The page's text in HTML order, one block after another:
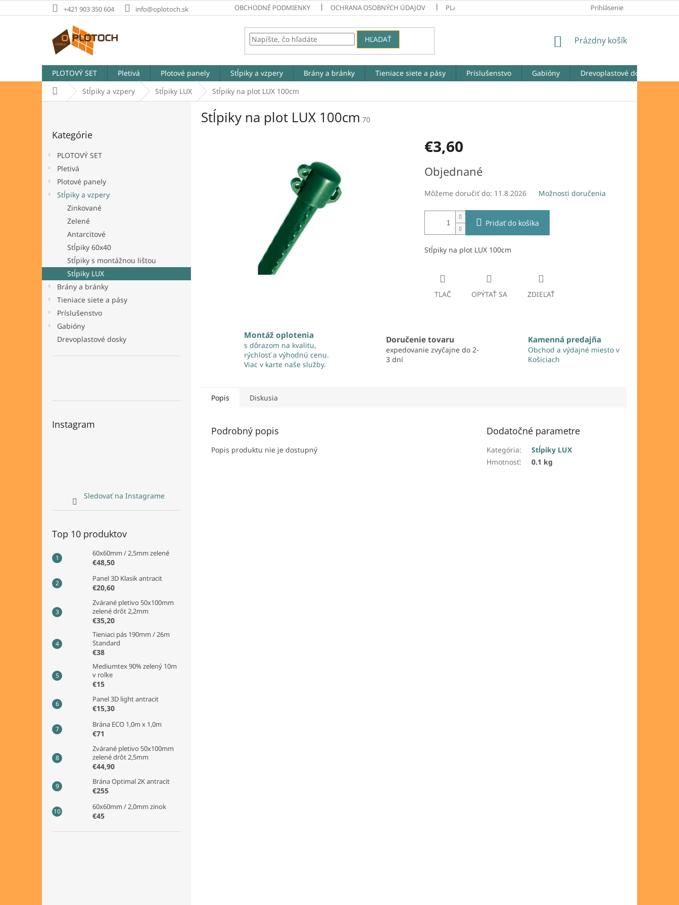
na
+421 903 350 604 info@oplotoch.sk OBCHODNÉ PODMIENKY OCHRANA OSOBNÝCH ÚDAJOV PLATOBNÉ PODMIENKY REKLAMAČNÉ PODMIENKY
Prihlásenie
HĽADAŤ
NÁKUPNÝ
Prázdny košík
PLOTOVÝ SET Pletivá Plotové panely Stĺpiky a vzpery Brány a bránky Tieniace siete a pásy Príslušenstvo Gabióny Drevoplastové dosky
DomovStĺpiky a vzpery Stĺpiky LUX Stĺpiky na plot LUX 100cm
kategórie
Kategórie
PLOTOVÝ SET
Pletivá
Plotové panely
Stĺpiky a vzpery
Zinkované
Zelené
Antarcitové
Stĺpiky 60x40
Stĺpiky s montážnou lištou
Stĺpiky LUX
Brány a bránky
Tieniace siete a pásy
Príslušenstvo
Gabióny
Drevoplastové dosky
Instagram
Sledovať na Instagrame
Top 10 produktov
60x60mm / 2,5mm zelené
€48,50
Panel 3D Klasik antracit
€20,60
Zvárané pletivo 50x100mm
zelené drôt 2,2mm
€35,20
Tieniaci pás 190mm / 26m
Standard
€38
Mediumtex 90% zelený 10m
v rolke
€15
Panel 3D light antracit
€15,30
Brána ECO 1,0m x 1,0m
€71
Zvárané pletivo 50x100mm
zelené drôt 2,5mm
€44,90
Brána Optimal 2K antracit
€255
60x60mm / 2,0mm zinok
€45
Stĺpiky na plot LUX 100cm 70
€3,60
cena:
Objednané
Môžeme doručiť do: 11.8.2026 Možnosti doručenia
Pridať do košíka
Stĺpiky na plot LUX 100cm
TLAČ OPÝTAŤ SA ZDIEĽAŤ
Montáž oplotenia
s dôrazom na kvalitu,
rýchlosť a výhodnú cenu.
Viac v karte naše služby.
Doručenie tovaru
expedovanie zvyčajne do 2-
3 dní
Kamenná predajňa
Obchod a výdajné miesto v
Košiciach
Popis Diskusia
Podrobný popis
Popis produktu nie je dostupný
Dodatočné parametre
Kategória:
Stĺpiky LUX
Hmotnosť: 0.1 kg